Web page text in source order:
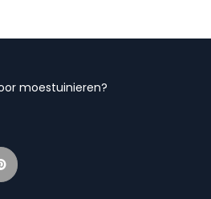
moestuinieren?